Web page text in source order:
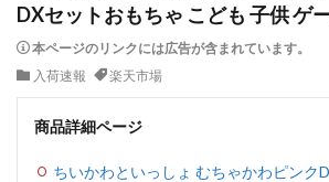
DXセットおもちゃ こども 子供 ゲ
本ページのリンクには広告が含まれています。
入荷速報
楽天市場
商品詳細ページ
ちいかわといっしょ むちゃかわピンク